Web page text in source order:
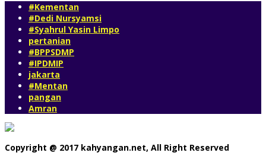
#Kementan
#Dedi Nursyamsi
#Syahrul Yasin Limpo
pertanian
#BPPSDMP
#IPDMIP
jakarta
#Mentan
pangan
Amran
Copyright @ 2017 kahyangan.net, All Right Reserved